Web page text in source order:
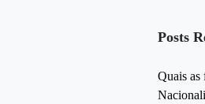
Posts
Quais as